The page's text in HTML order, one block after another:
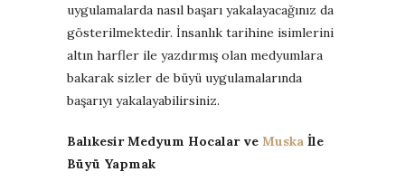
uygulamalarda nasıl başarı yakalayacağınız da
gösterilmektedir. İnsanlık tarihine isimlerini
altın harfler ile yazdırmış olan medyumlara
bakarak sizler de büyü uygulamalarında
başarıyı yakalayabilirsiniz.
Balıkesir Medyum Hocalar ve Muska İle
Büyü Yapmak